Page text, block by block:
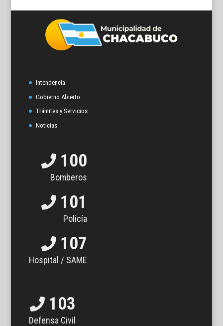
Intendencia
Gobierno Abierto
Trámites y Servicios
Noticias
100
Bomberos
101
Policía
107
Hospital / SAME
103
Defensa Civil